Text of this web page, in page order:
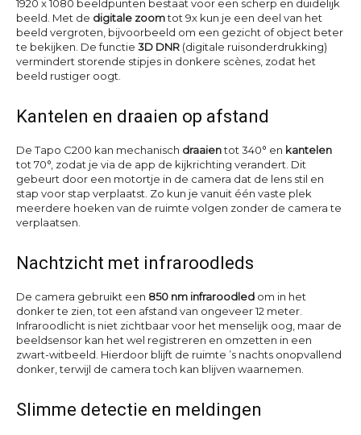
1920 x 1080 beeldpunten bestaat voor een scherp en duidelijk
beeld. Met de digitale zoomtot 9x kun je een deel van het
beeld vergroten, bijvoorbeeld om een gezicht of object beter
te bekijken. De functie 3D DNR (digitale ruisonderdrukking)
vermindert storende stipjes in donkere scènes, zodat het
beeld rustiger oogt.
Kantelen en draaien op afstand
De Tapo C200 kan mechanisch draaientot 340° en kantelen
tot 70°, zodat je via de app de kijkrichting verandert. Dit
gebeurt door een motortje in de camera dat de lens stil en
stap voor stap verplaatst. Zo kun je vanuit één vaste plek
meerdere hoeken van de ruimte volgen zonder de camera te
verplaatsen.
Nachtzicht met infraroodleds
De camera gebruikt een 850 nm infraroodled om in het
donker te zien, tot een afstand van ongeveer 12 meter.
Infraroodlicht is niet zichtbaar voor het menselijk oog, maar de
beeldsensor kan het wel registreren en omzetten in een
zwart-witbeeld. Hierdoor blijft de ruimte ’s nachts onopvallend
donker, terwijl de camera toch kan blijven waarnemen.
Slimme detectie en meldingen